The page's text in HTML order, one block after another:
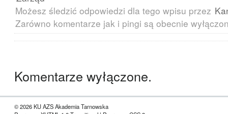
Możesz śledzić odpowiedzi dla tego wpisu przez
Zarówno komentarze jak i pingi są obecnie
Komentarze wyłączone.
© 2026 KU AZS Akademia Tarnowska